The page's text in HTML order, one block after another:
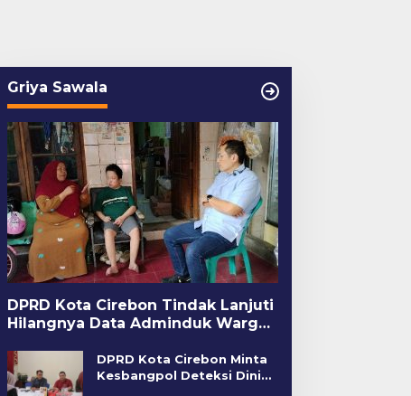
Sengketa Pengelolaan
GTC Cirebon, Ini
Penjelasan Frans
Simanjuntak
Pengeroyokan di Depan
Wahaha Cirebon, Korban
Tunggu Kejelasan dari
Polisi
Griya Sawala
DPRD Kota Cirebon Tindak Lanjuti
Hilangnya Data Adminduk Warga
DPRD Kota Cirebon Minta
Kesbangpol Deteksi Dini